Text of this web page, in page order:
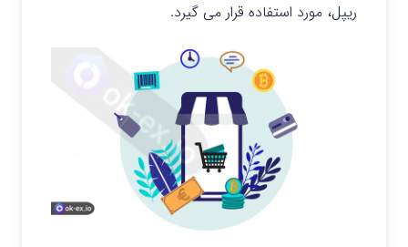
ریپل، مورد استفاده قرار می گیرد.